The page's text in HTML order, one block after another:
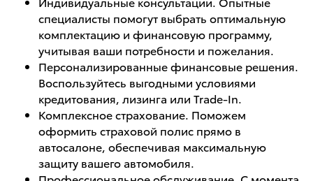
специалисты помогут выбрать оптимальную
комплектацию и финансовую программу,
учитывая ваши потребности и пожелания.
Персонализированные финансовые решения.
Воспользуйтесь выгодными условиями
кредитования, лизинга или Trade-In.
Комплексное страхование. Поможем
оформить страховой полис прямо в
автосалоне, обеспечивая максимальную
защиту вашего автомобиля.